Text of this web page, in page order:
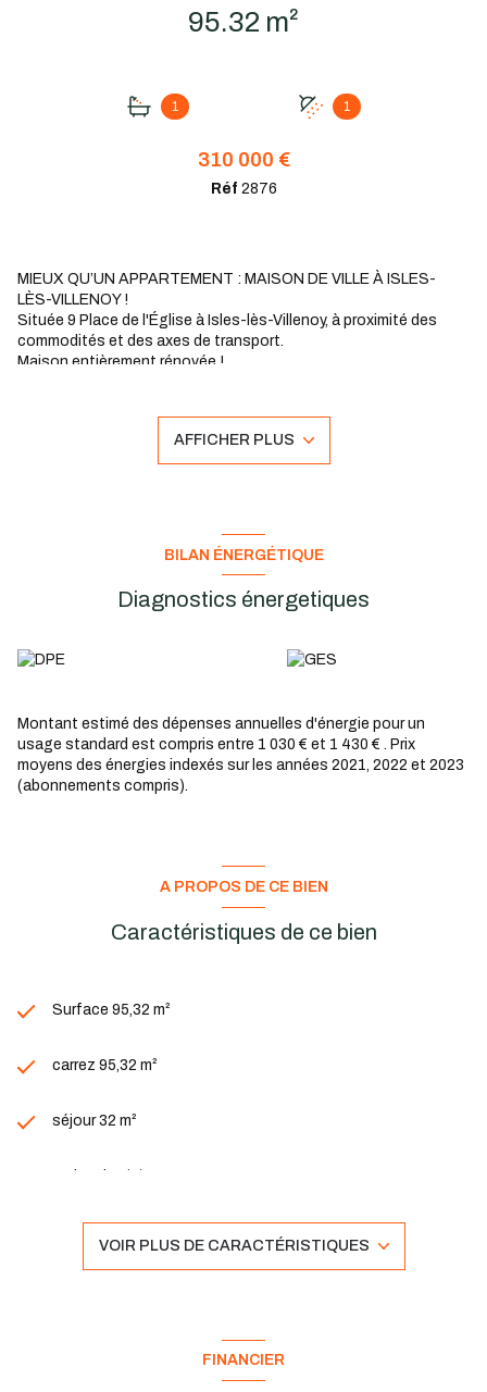
95.32 m²
1 1
310 000 €
Réf 2876
MIEUX QU’UN APPARTEMENT : MAISON DE VILLE À ISLES-
LÈS-VILLENOY !
Située 9 Place de l'Église à Isles-lès-Villenoy, à proximité des
commodités et des axes de transport.
Maison entièrement rénovée !
d'une salle d'eau avec WC.
À l'étage, un palier dessert trois chambres, une salle de bains
Votre agence ADM IMMOBILIER reste à votre disposition pour
AFFICHER PLUS
BILAN ÉNERGÉTIQUE
Diagnostics énergetiques
Montant estimé des dépenses annuelles d'énergie pour un
usage standard est compris entre 1 030 € et 1 430 € . Prix
moyens des énergies indexés sur les années 2021, 2022 et 2023
(abonnements compris).
A PROPOS DE CE BIEN
Caractéristiques de ce bien
Surface 95,32 m²
carrez 95,32 m²
séjour 32 m²
4 chambre(s)
VOIR PLUS DE CARACTÉRISTIQUES
FINANCIER